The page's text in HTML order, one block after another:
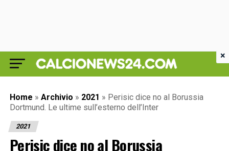
Home » Archivio » 2021 » Perisic dice no al Borussia
Dortmund. Le ultime sull’esterno dell’Inter
2021
Perisic dice no al Borussia
×